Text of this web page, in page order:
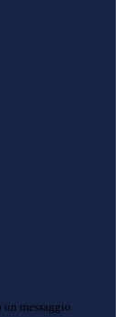
messaggio